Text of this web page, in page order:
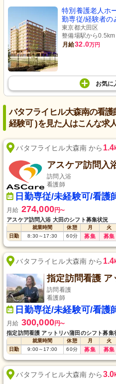
特別養護老人ホ
勤専従/経験者の
東京都大田区
整備場駅から0.5km
月給32.0万円
お気に
バタフライヒル大森南の看
経験可 )を見た人はこんな求
バタフライヒル大森南 から 1.4
アスケア訪問入
訪問入浴
看護師
日勤専従/未経験可/看護
月給 274,000円〜
アスケア訪問入浴 大田のシフト募集状況
就業時間 休憩 月 火
日勤
8:30～17:30 60分 募集 募集
バタフライヒル大森南 から 1.4
指定訪問看護 ア
訪問看護
看護師
日勤専従/未経験可/看護
月給 300,000円〜
指定訪問看護 アットリハ蒲田のシフト募集
就業時間 休憩 月 火
日勤
9:00～17:00 60分 募集 募集
バタフライヒル大森南 から3.0